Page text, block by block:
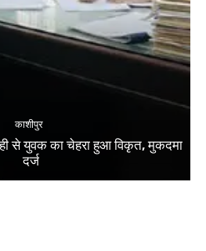
काशीपुर
से युवक का चेहरा हुआ विकृत, मुकदमा
दर्ज